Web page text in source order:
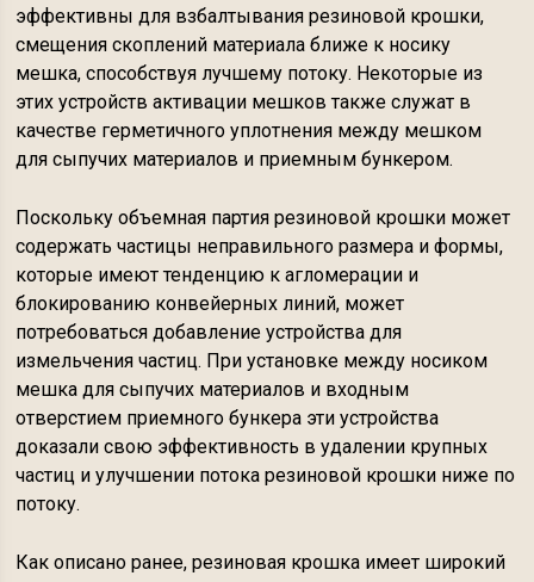
эффективны для взбалтывания резиновой крошки,
смещения скоплений материала ближе к носику
мешка, способствуя лучшему потоку. Некоторые из
этих устройств активации мешков также служат в
качестве герметичного уплотнения между мешком
для сыпучих материалов и приемным бункером.
Поскольку объемная партия резиновой крошки может
содержать частицы неправильного размера и формы,
которые имеют тенденцию к агломерации и
блокированию конвейерных линий, может
потребоваться добавление устройства для
измельчения частиц. При установке между носиком
мешка для сыпучих материалов и входным
отверстием приемного бункера эти устройства
доказали свою эффективность в удалении крупных
частиц и улучшении потока резиновой крошки ниже по
потоку.
Как описано ранее, резиновая крошка имеет широкий